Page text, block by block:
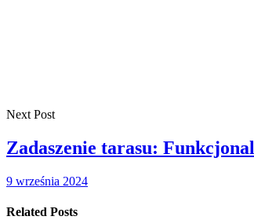
Next Post
Zadaszenie tarasu:
9 września 2024
Related Posts